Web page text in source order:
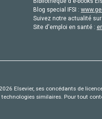
Blog special IFSI :
Suivez notre actualité
Site d'emploi en santé :
Elsevier, ses concédants de
similaires. Pour tout